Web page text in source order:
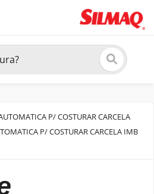
P/ COSTURAR CARCELA
P/ COSTURAR CARCELA IMB